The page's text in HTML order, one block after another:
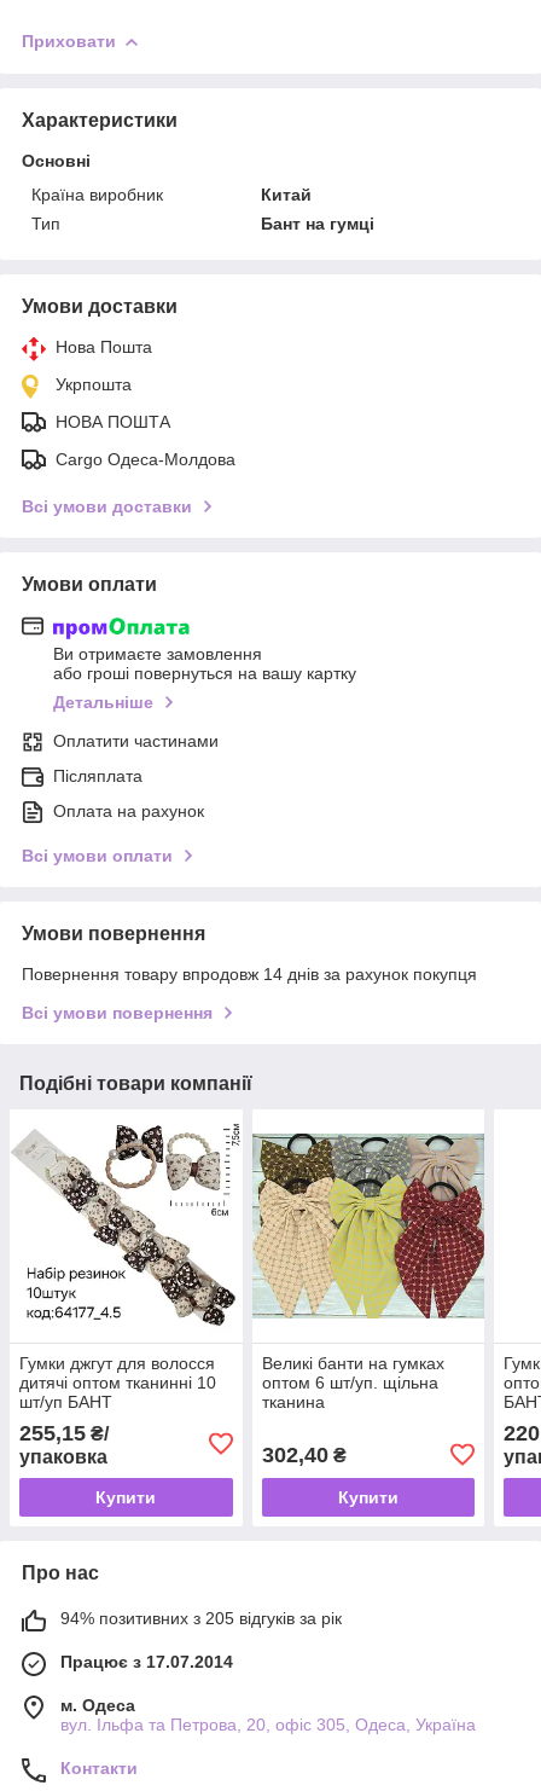
Приховати
Характеристики
Основні
Країна виробник
Китай
Тип
Бант на гумці
Умови доставки
Нова Пошта
Укрпошта
НОВА ПОШТА
Cargo Одеса-Молдова
Всі умови доставки
Умови оплати
Ви отримаєте замовлення
або гроші повернуться на вашу картку
Детальніше
Оплатити частинами
Післяплата
Оплата на рахунок
Всі умови оплати
Умови повернення
Повернення товару впродовж 14 днів за рахунок покупця
Всі умови повернення
Подібні товари компанії
Гумки джгут для волосся
дитячі оптом тканинні 10
шт/уп БАНТ
255,15 ₴/
упаковка
Купити
Великі банти на гумках
оптом 6 шт/уп. щільна
тканина
302,40₴
Купити
Про нас
94% позитивних з 205 відгуків за рік
Працює з 17.07.2014
м. Одеса
вул. Ільфа та Петрова, 20, офіс 305, Одеса, Україна
Контакти